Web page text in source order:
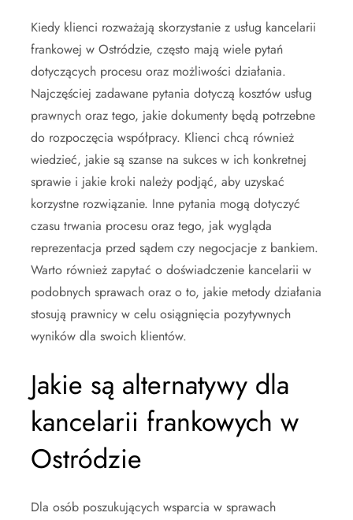
Kiedy klienci rozważają skorzystanie z usług kancelarii
frankowej w Ostródzie, często mają wiele pytań
dotyczących procesu oraz możliwości działania.
Najczęściej zadawane pytania dotyczą kosztów usług
prawnych oraz tego, jakie dokumenty będą potrzebne
do rozpoczęcia współpracy. Klienci chcą również
wiedzieć, jakie są szanse na sukces w ich konkretnej
sprawie i jakie kroki należy podjąć, aby uzyskać
korzystne rozwiązanie. Inne pytania mogą dotyczyć
czasu trwania procesu oraz tego, jak wygląda
reprezentacja przed sądem czy negocjacje z bankiem.
Warto również zapytać o doświadczenie kancelarii w
podobnych sprawach oraz o to, jakie metody działania
stosują prawnicy w celu osiągnięcia pozytywnych
wyników dla swoich klientów.
Jakie są alternatywy dla
kancelarii frankowych w
Ostródzie
Dla osób poszukujących wsparcia w sprawach